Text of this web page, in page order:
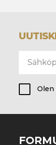
Olen